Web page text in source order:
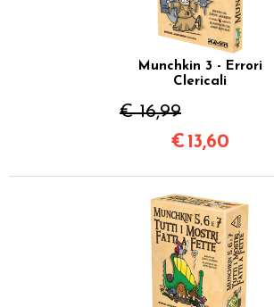
Munchkin 3 - Errori
Clericali
€ 16,99
€ 13,60